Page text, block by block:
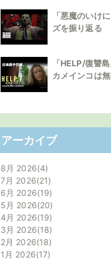
「悪魔のいけ
ズを振り返る
「HELP/復讐
カメインコは
アーカイブ
8月 2026 4
7月 2026 21
6月 2026 19
5月 2026 20
4月 2026 19
3月 2026 18
2月 2026 18
1月 2026 17